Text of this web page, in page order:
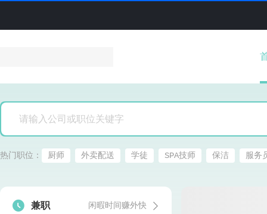
热门职位： 厨师 外卖配送 学徒 SPA技师 保洁 服务
 兼职 闲暇时间赚外快 